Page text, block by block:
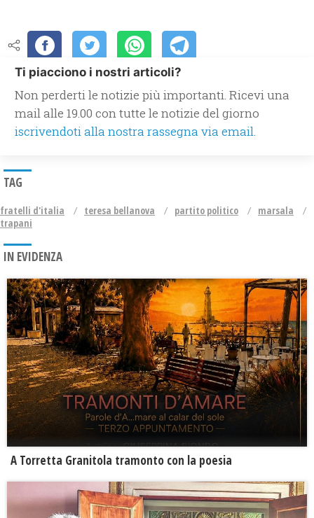
Ti piacciono i nostri articoli?
Non perderti le notizie più importanti. Ricevi una
mail alle 19.00 con tutte le notizie del giorno
iscrivendoti alla nostra rassegna via email.
TAG
fratelli d'italia teresa bellanova partito politico
marsala
trapani
IN EVIDENZA
​A Torretta Granitola tramonto con la poesia